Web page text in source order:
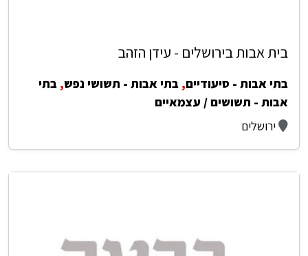
בית אבות בירושלים - עידן הזהב
בתי אבות - סיעודיים, בתי אבות - תשושי נפש, בתי
אבות - תשושים / עצמאיים
ירושלים